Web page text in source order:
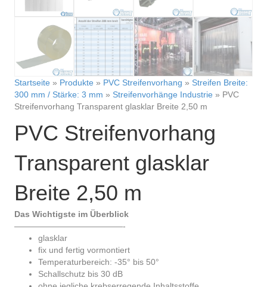
Startseite » Produkte » PVC Streifenvorhang » Streifen Breite:
300 mm / Stärke: 3 mm » Streifenvorhänge Industrie » PVC
Streifenvorhang Transparent glasklar Breite 2,50 m
PVC Streifenvorhang
Transparent glasklar
Breite 2,50 m
Das Wichtigste im Überblick
—————————————-
glasklar
fix und fertig vormontiert
Temperaturbereich: -35° bis 50°
Schallschutz bis 30 dB